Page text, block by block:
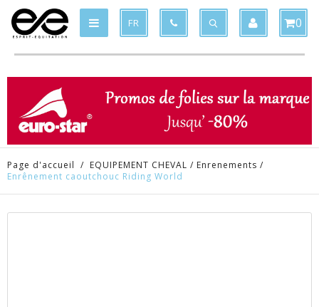
FR 0
Page d'accueil / EQUIPEMENT CHEVAL / Enrenements /
Enrênement caoutchouc Riding World
Produit ajouté au panier x
Produit supprimé du panier x